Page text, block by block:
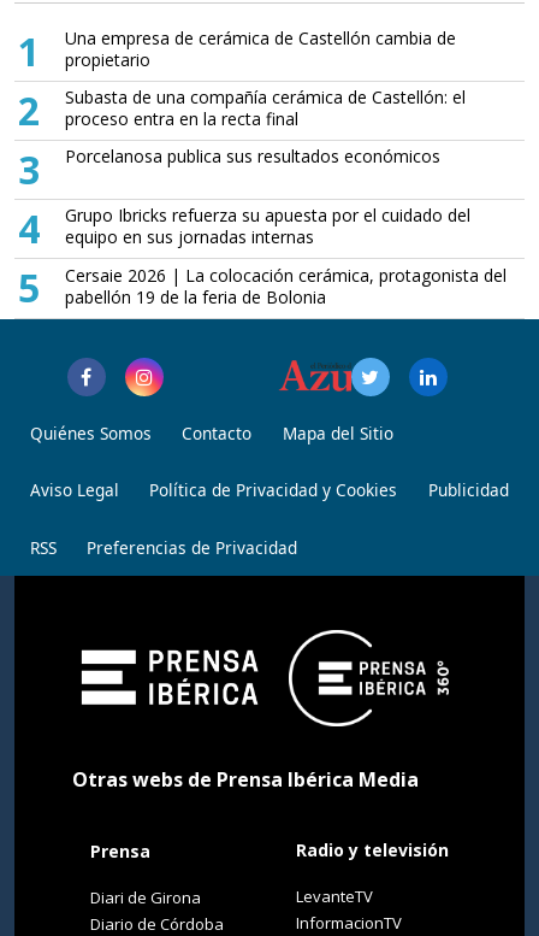
1
Una empresa de cerámica de Castellón cambia de
propietario
2
Subasta de una compañía cerámica de Castellón: el
proceso entra en la recta final
3 Porcelanosa publica sus resultados económicos
4
Grupo Ibricks refuerza su apuesta por el cuidado del
equipo en sus jornadas internas
5
Cersaie 2026 | La colocación cerámica, protagonista del
pabellón 19 de la feria de Bolonia
Quiénes Somos Contacto Mapa del Sitio
Aviso Legal Política de Privacidad y Cookies Publicidad
RSS Preferencias de Privacidad
Otras webs de Prensa Ibérica Media
Prensa
Diari de Girona
Diario de Córdoba
Radio y televisión
LevanteTV
InformacionTV